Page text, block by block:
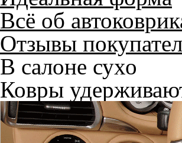
Всё об
Отзывы
В салоне сухо
Ковры